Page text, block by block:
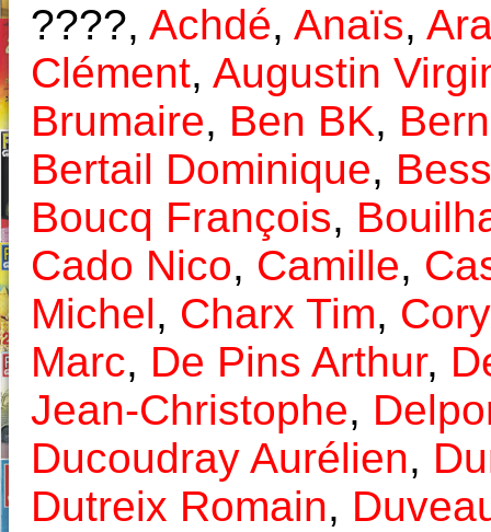
????, Achdé, Anaïs,
Clément, Augustin
Brumaire, Ben BK,
Bertail Dominique,
Boucq François,
Cado Nico, Camille,
Michel, Charx Tim,
Marc, De Pins Arthur,
Jean-Christophe,
Ducoudray Aurélien,
Dutreix Romain,